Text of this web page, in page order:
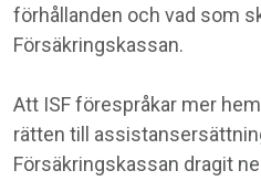
förhållanden och vad som
Försäkringskassan.
Att ISF förespråkar mer
rätten till
Försäkringskassan dragit